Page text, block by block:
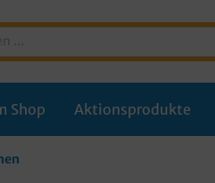
Shop Aktionsprodukte